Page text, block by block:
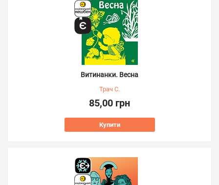
Витинанки. Весна
Трач С.
85,00 грн
Купити